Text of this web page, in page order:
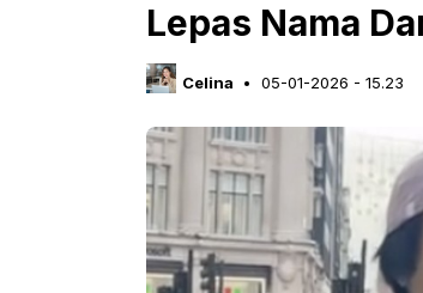
Lepas Nama
Celina 05-01-2026 - 15.23